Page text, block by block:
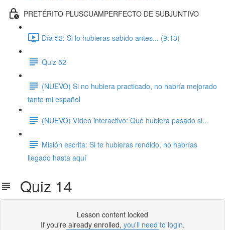
PRETÉRITO PLUSCUAMPERFECTO DE SUBJUNTIVO
Día 52: Si lo hubieras sabido antes... (9:13)
Quiz 52
(NUEVO) Si no hubiera practicado, no habría mejorado
tanto mi español
(NUEVO) Vídeo interactivo: Qué hubiera pasado si...
Misión escrita: Si te hubieras rendido, no habrías
llegado hasta aquí
Quiz 14
Lesson content locked
If you're already enrolled, you'll need to login.